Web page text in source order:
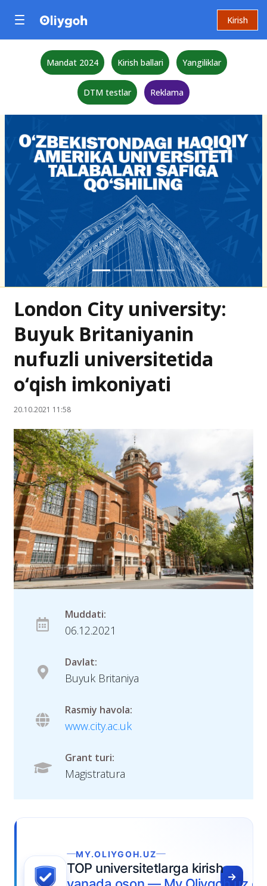
Kirish
Mandat 2024 Kirish ballari Yangiliklar
DTM testlar Reklama
London City university:
Buyuk Britaniyanin
nufuzli universitetida
o‘qish imkoniyati
20.10.2021 11:58
Muddati:
06.12.2021
Davlat:
Buyuk Britaniya
Rasmiy havola:
www.city.ac.uk
Grant turi:
Magistratura
kirish